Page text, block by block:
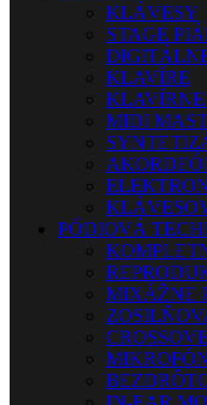
KLÁVESY
STAGE
KLAVÍRE
MIDI
PÓDIOVÁ
MIXÁŽNE